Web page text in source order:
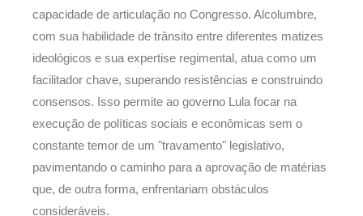
capacidade de articulação no Congresso. Alcolumbre,
com sua habilidade de trânsito entre diferentes matizes
ideológicos e sua expertise regimental, atua como um
facilitador chave, superando resistências e construindo
consensos. Isso permite ao governo Lula focar na
execução de políticas sociais e econômicas sem o
constante temor de um "travamento" legislativo,
pavimentando o caminho para a aprovação de matérias
que, de outra forma, enfrentariam obstáculos
consideráveis.